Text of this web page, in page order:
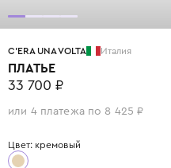
C'ERA UNA VOLTA Италия
ПЛАТЬЕ
33 700 ₽
или 4 платежа по 8 425 ₽
Цвет: кремовый